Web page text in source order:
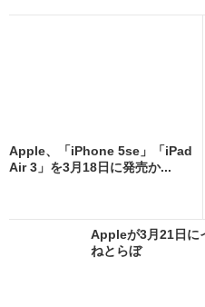
Apple、「iPhone 5se」「iPad
Air 3」を3月18日に発売か...
Appleが3月21日
ねとらぼ